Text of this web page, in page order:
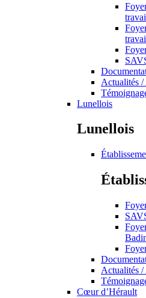
Actualités /
Lunellois
Lunellois
Actualités /
Cœur d’Hérault